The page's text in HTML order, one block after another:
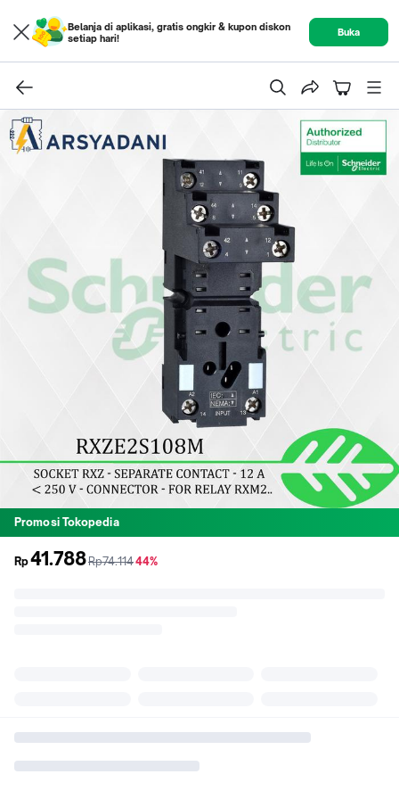
Belanja di aplikasi, gratis ongkir & kupon diskon
setiap hari!
Buka
Promosi Tokopedia
Rp41.788sebelum
Rp74.114diskon
44%